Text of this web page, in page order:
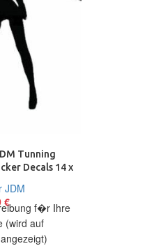
Tunning
Decals 14 x
JDM
€
f�r Ihre
(wird auf